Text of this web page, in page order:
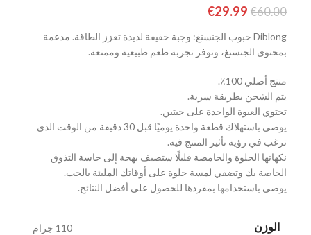
€60.00
€29.99
Diblong حبوب الجنسنغ: وجبة خفيفة لذيذة تعزز الطاقة. مدعمة
بمحتوى الجنسنغ، وتوفر تجربة طعم طبيعية وممتعة.
منتج أصلي 100٪.
يتم الشحن بطريقة سرية.
تحتوي العبوة الواحدة على حبتين.
يوصى باستهلاك قطعة واحدة يوميًا قبل 30 دقيقة من الوقت الذي
ترغب في رؤية تأثير المنتج فيه.
نكهاتها الحلوة والحامضة قليلًا ستضيف بهجة إلى حاسة التذوق
الخاصة بك وتضفي لمسة حلوة على أوقاتك المليئة بالحب.
يوصى باستخدامها بمفردها للحصول على أفضل النتائج.
الوزن 110 جرام